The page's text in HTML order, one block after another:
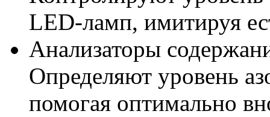
LED-ламп, имитируя
Анализаторы
Определяют уровень
помогая оптимально